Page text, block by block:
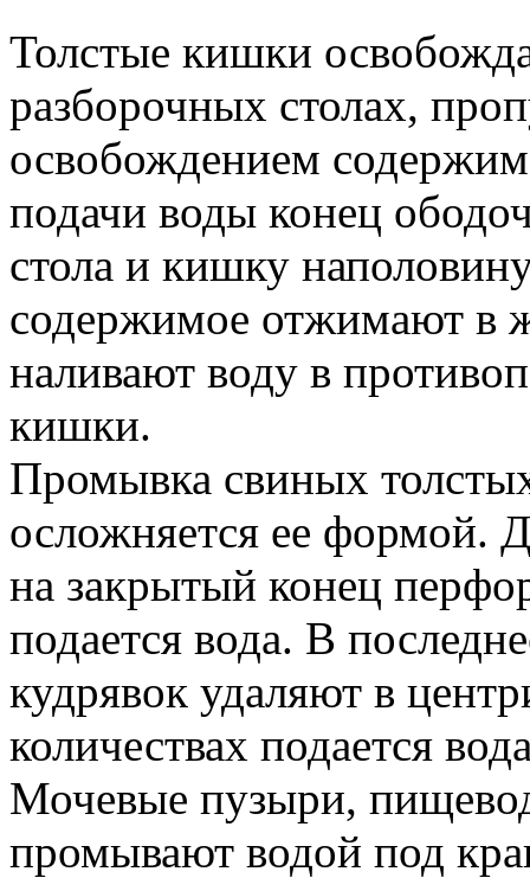
Толстые кишки
разборочных столах,
освобождением
подачи воды конец
стола и кишку
содержимое отжимают в
наливают воду в
кишки.
Промывка свиных
осложняется ее формой.
на закрытый конец
подается вода. В
кудрявок удаляют в
количествах подается
Мочевые пузыри,
промывают водой под